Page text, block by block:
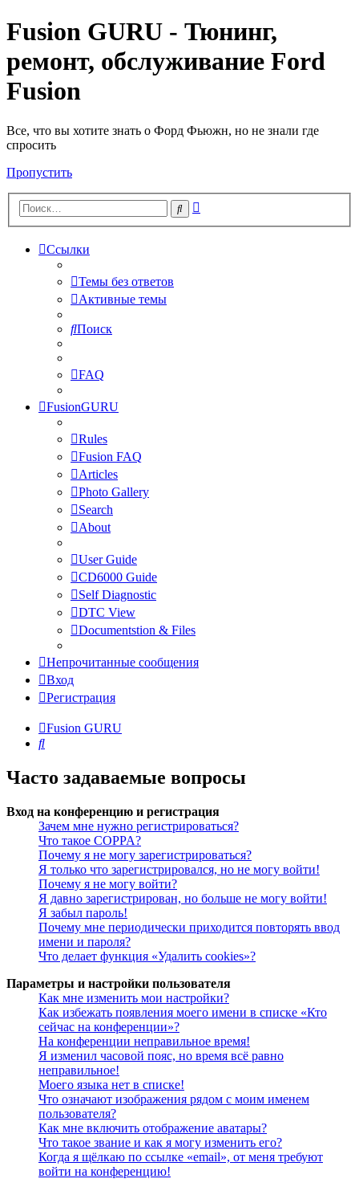
Fusion GURU - Тюнинг,
ремонт, обслуживание Ford
Fusion
Все, что вы хотите знать о Форд Фьюжн, но не знали где
спросить
Пропустить
Поиск
Ссылки
Темы без ответов
Активные темы
Поиск
FAQ
FusionGURU
Rules
Fusion FAQ
Articles
Photo Gallery
Search
About
User Guide
CD6000 Guide
Self Diagnostic
DTC View
Documentstion & Files
Непрочитанные сообщения
Вход
Регистрация
Fusion GURU
Поиск
Часто задаваемые вопросы
Вход на конференцию и регистрация
Зачем мне нужно регистрироваться?
Что такое COPPA?
Почему я не могу зарегистрироваться?
Я только что зарегистрировался, но не могу войти!
Почему я не могу войти?
Я давно зарегистрирован, но больше не могу войти!
Я забыл пароль!
Почему мне периодически приходится повторять ввод
имени и пароля?
Что делает функция «Удалить cookies»?
Параметры и настройки пользователя
Как мне изменить мои настройки?
Как избежать появления моего имени в списке «Кто
сейчас на конференции»?
На конференции неправильное время!
Я изменил часовой пояс, но время всё равно
неправильное!
Моего языка нет в списке!
Что означают изображения рядом с моим именем
пользователя?
Как мне включить отображение аватары?
Что такое звание и как я могу изменить его?
Когда я щёлкаю по ссылке «email», от меня требуют
войти на конференцию!